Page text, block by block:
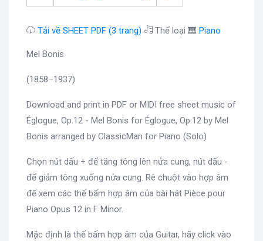
Tải về SHEET PDF (3 trang) Thể loại 🎹 Piano
Mel Bonis
(1858–1937)
Download and print in PDF or MIDI free sheet music of
Églogue, Op.12 - Mel Bonis for Églogue, Op.12 by Mel
Bonis arranged by ClassicMan for Piano (Solo)
Chọn nút dấu + để tăng tông lên nửa cung, nút dấu -
để giảm tông xuống nửa cung. Rê chuột vào hợp âm
để xem các thế bấm hợp âm của bài hát Pièce pour
Piano Opus 12 in F Minor.
Mặc định là thế bấm hợp âm của Guitar, hãy click vào